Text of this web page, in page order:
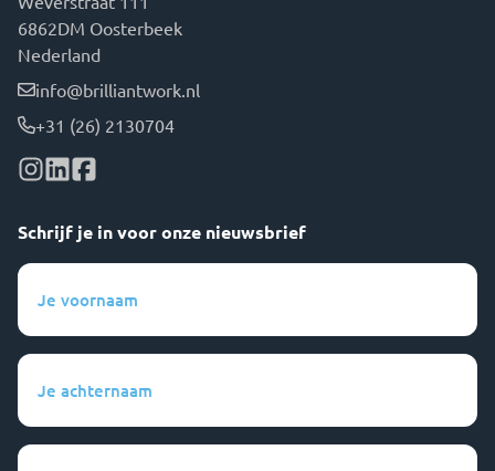
6862DM Oosterbeek
Nederland
info@brilliantwork.nl
+31 (26) 2130704
Schrijf je in voor onze nieuwsbrief
Je
voornaam
(Vereist)
Je
achternaam
(Vereist)
Je